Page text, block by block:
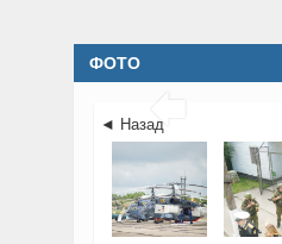
ФОТО

◄ Назад